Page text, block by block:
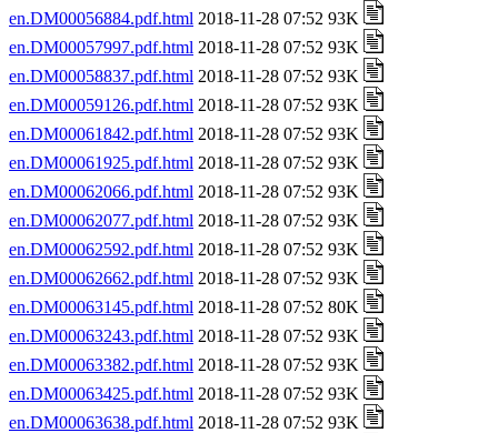
en.DM00056884.pdf.html 2018-11-28 07:52 93K
en.DM00057997.pdf.html 2018-11-28 07:52 93K
en.DM00058837.pdf.html 2018-11-28 07:52 93K
en.DM00059126.pdf.html 2018-11-28 07:52 93K
en.DM00061842.pdf.html 2018-11-28 07:52 93K
en.DM00061925.pdf.html 2018-11-28 07:52 93K
en.DM00062066.pdf.html 2018-11-28 07:52 93K
en.DM00062077.pdf.html 2018-11-28 07:52 93K
en.DM00062592.pdf.html 2018-11-28 07:52 93K
en.DM00062662.pdf.html 2018-11-28 07:52 93K
en.DM00063145.pdf.html 2018-11-28 07:52 80K
en.DM00063243.pdf.html 2018-11-28 07:52 93K
en.DM00063382.pdf.html 2018-11-28 07:52 93K
en.DM00063425.pdf.html 2018-11-28 07:52 93K
en.DM00063638.pdf.html 2018-11-28 07:52 93K